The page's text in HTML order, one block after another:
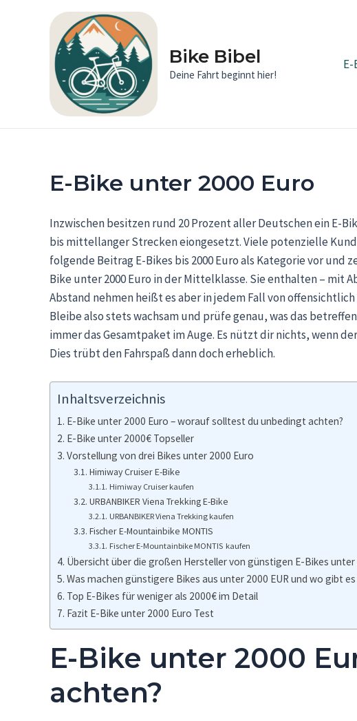
Bike Bibel
Deine Fahrt beginnt hier!
E-Bike unter 2000 Euro
Inzwischen besitzen rund 20 Prozent aller Deutschen ein E-
bis mittellanger Strecken eiongesetzt. Viele potenzielle
folgende Beitrag E-Bikes bis 2000 Euro als Kategorie vor
Bike unter 2000 Euro in der Mittelklasse. Sie enthalten – mit
Abstand nehmen heißt es aber in jedem Fall von
Bleibe also stets wachsam und prüfe genau, was das
immer das Gesamtpaket im Auge. Es nützt dir nichts, wenn
Dies trübt den Fahrspaß dann doch erheblich.
Inhaltsverzeichnis
E-Bike unter 2000 Euro – worauf solltest du unbedingt achten?
E-Bike unter 2000€ Topseller
Vorstellung von drei Bikes unter 2000 Euro
Himiway Cruiser E-Bike
Himiway Cruiser kaufen
URBANBIKER Viena Trekking E-Bike
URBANBIKER Viena Trekking kaufen
Fischer E-Mountainbike MONTIS
Fischer E-Mountainbike MONTIS kaufen
Übersicht über die großen Hersteller von günstigen E-Bikes unter
Was machen günstigere Bikes aus unter 2000 EUR und wo gibt
Top E-Bikes für weniger als 2000€ im Detail
Fazit E-Bike unter 2000 Euro Test
E-Bike unter 2000
achten?